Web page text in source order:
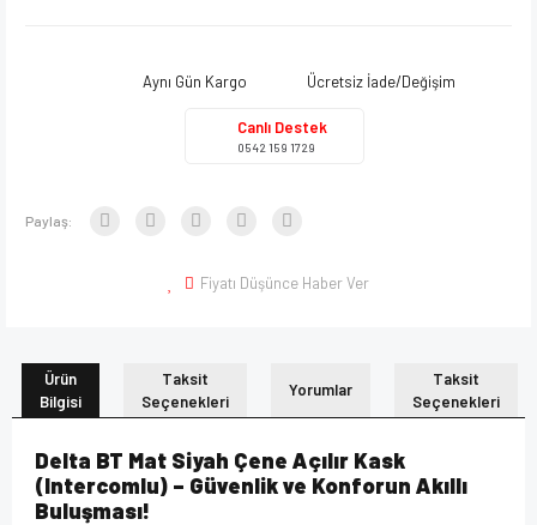
Aynı Gün Kargo Ücretsiz İade/Değişim
Canlı Destek
0542 159 1729
Paylaş:
Fiyatı Düşünce Haber Ver
Ürün
Bilgisi
Taksit
Seçenekleri
Yorumlar
Taksit
Seçenekleri
Delta BT Mat Siyah Çene Açılır Kask
(Intercomlu) – Güvenlik ve Konforun Akıllı
Buluşması!